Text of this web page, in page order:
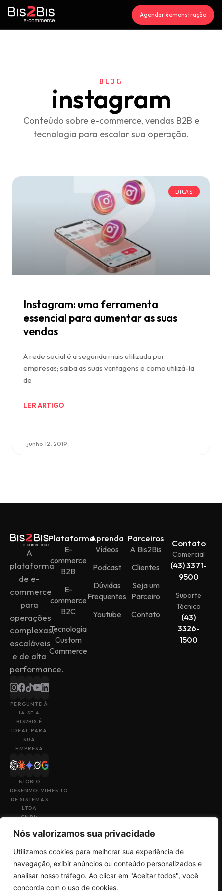
Nós valorizamos sua privacidade
Utilizamos cookies para melhorar sua experiência de
navegação, exibir anúncios ou conteúdo personalizados e
analisar nosso tráfego. Ao clicar em "Aceitar todos", você
concorda com o uso de cookies.
Agendar demonstração
BLOG
instagram
Conteúdo sobre e-commerce, vendas B2B e
tecnologia para escalar sua operação.
DICAS
Instagram: uma ferramenta
essencial para aumentar as suas
vendas
A rede social é a segunda mais utilizada por
empresas; saiba as suas vantagens e como utilizá-la
de
LER ARTIGO
junho 12, 2019
A
plataforma
de e-
commerce
para
operações
complexas,
escaláveis
e de alta
performance.
PERGUNTE À
IA SE A
BIS2BIS É
IDEAL PARA
SUA
EMPRESA
NIOBIO
DESENVOLVIMENTO
DE SISTEMAS
LTDA
CNPJ:
49
Plataforma
E-
commerce
B2B
E-
commerce
B2C
Tecnologia
Custom
Commerce
Aprenda
Vídeos
Podcast
Dúvidas
Frequentes
Youtube
Parceiros
A Bis2Bis
Clientes
Seja um
Parceiro
Contato
Contato
Comercial
(43) 3371-
9500
Suporte
Técnico
(43)
3326-
1500
Termos de Uso